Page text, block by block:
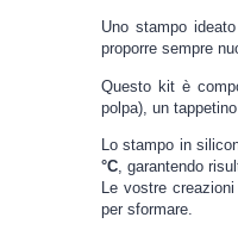
Uno stampo
proporre sempre
Questo kit è
polpa), un
Lo stampo in
°C , garantendo
Le vostre
per sformare.